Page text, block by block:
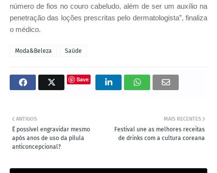
número de fios no couro cabeludo, além de ser um auxílio na
penetração das loções prescritas pelo dermatologista”, finaliza
o médico.
Moda&Beleza Saúde
Save
MAIS RECENTES
Festival une as melhores receitas
de drinks com a cultura coreana
ANTIGOS
É possível engravidar mesmo
após anos de uso da pílula
anticoncepcional?